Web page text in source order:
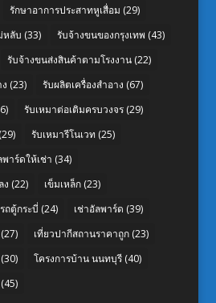
รักษาอาการประสาทหูเสื่อม (29)
หลับ (33) รับจ้างขนของกรุงเทพ (43)
รับจ้างขนส่งสินค้าตามโรงงาน(22)
(23) รับผลิตเครื่องสำอาง (67)
รับเหมาต่อเติมครบวงจร(29)
รับเหมารีโนเวท (25)
พาร์ดให้เช่า (34)
ง (22) เข็มเหล็ก(23)
ถตู้กระบี่ (24) เช่าอัลพาร์ด (39)
(27) เที่ยวปากีสถานราคาถูก(23)
(30) โครงการบ้าน นนทบุรี(40)
(45)